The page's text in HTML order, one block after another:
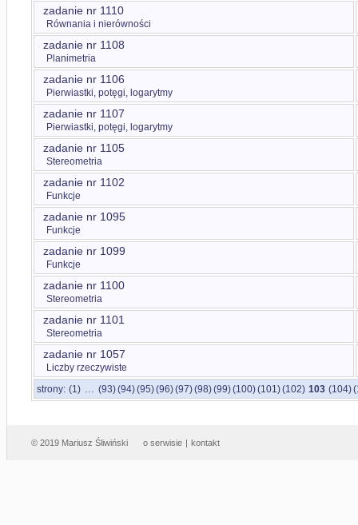
zadanie nr 1110
Równania i nierówności
zadanie nr 1108
Planimetria
zadanie nr 1106
Pierwiastki, potęgi, logarytmy
zadanie nr 1107
Pierwiastki, potęgi, logarytmy
zadanie nr 1105
Stereometria
zadanie nr 1102
Funkcje
zadanie nr 1095
Funkcje
zadanie nr 1099
Funkcje
zadanie nr 1100
Stereometria
zadanie nr 1101
Stereometria
zadanie nr 1057
Liczby rzeczywiste
strony: (1) ... (93)(94)(95)(96)(97)(98)(99)(100)(101)(102) 103 (104)
© 2019 Mariusz Śliwiński o serwisie | kontakt